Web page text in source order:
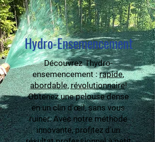
Hydro-Ensemencement
Découvrez l'hydro-
ensemencement :rapide,
abordable,révolutionnaire!
Obtenez une pelouse dense
en un clin d'œil, sans vous
ruiner. Avec notre méthode
innovante, profitez d'un